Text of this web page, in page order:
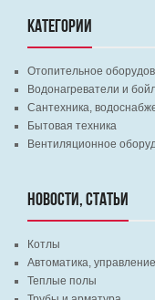
КАТЕГОРИИ
Отопительное
Водонагреватели и
Сантехника,
Бытовая техника
Вентиляционное
НОВОСТИ, СТАТЬИ
Котлы
Автоматика,
Теплые полы